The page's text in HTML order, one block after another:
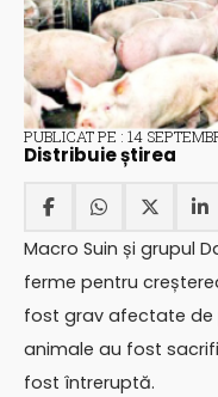
PUBLICAT PE : 14
Distribuie știrea
Macro Suin și grupul
ferme pentru
fost grav afectate de
animale au fost
fost întreruptă.